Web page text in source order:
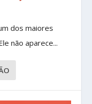
dos maiores
não aparece...